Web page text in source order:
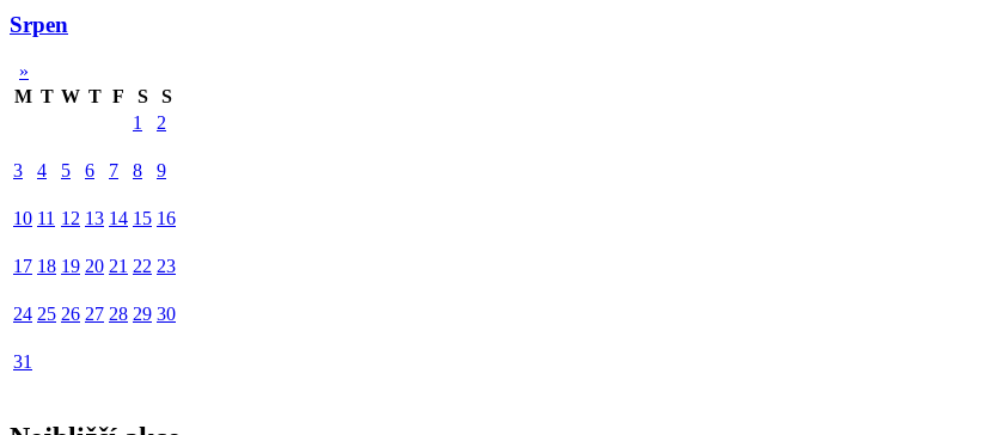
Srpen
»
M T W T F S
S
1
2
3 4 5 6 7 8 9
10 11 12 13 14 15 16
17 18 19 20 21 22 23
24 25 26 27 28 29 30
31